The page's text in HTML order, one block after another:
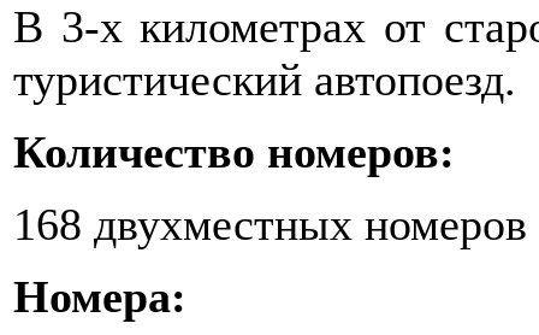
В 3-х километрах от
туристический автопоезд.
Количество номеров:
168 двухместных номеров
Номера: